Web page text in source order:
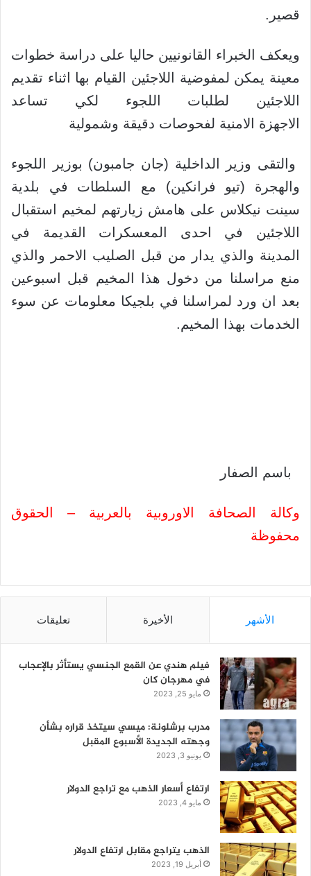
قصير.
ويعكف الخبراء القانونيين حاليا على دراسة خطوات
معينة يمكن لمفوضية اللاجئين القيام بها اثناء تقديم
اللاجئين لطلبات اللجوء لكي تساعد
الاجهزة الامنية لفحوصات دقيقة وشمولية
والتقى وزير الداخلية (جان جامبون) بوزير اللجوء
والهجرة (تيو فرانكين) مع السلطات في بلدية
سينت نيكلاس على هامش زيارتهم لمخيم استقبال
اللاجئين في احدى المعسكرات القديمة في
المدينة والذي يدار من قبل الصليب الاحمر والذي
منع مراسلنا من دخول هذا المخيم قبل اسبوعين
بعد ان ورد لمراسلنا في بلجيكا معلومات عن سوء
الخدمات بهذا المخيم.
باسم الصفار
وكالة الصحافة الاوروبية بالعربية – الحقوق
محفوظة
الأشهر الأخيرة تعليقات
فيلم هندي عن القمع الجنسي يستأثر بالإعجاب
في مهرجان كان
مايو 25, 2023
مدرب برشلونة: ميسي سيتخذ قراره بشأن
وجهته الجديدة الأسبوع المقبل
يونيو 3, 2023
ارتفاع أسعار الذهب مع تراجع الدولار
مايو 4, 2023
الذهب يتراجع مقابل ارتفاع الدولار
أبريل 19, 2023